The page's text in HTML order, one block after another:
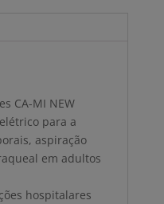
CA-MI NEW
para a
aspiração
em adultos
hospitalares